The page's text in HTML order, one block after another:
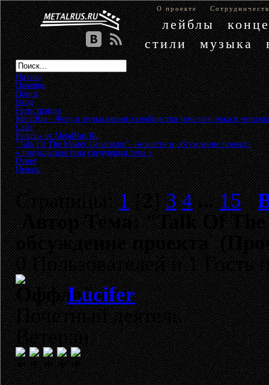
О проекте
лейблы
стили
музыка
Начало
Помощь
Поиск
Вход
Регистрация
MetalRus - Форум музыкального сообщества тяжелого рока и металла
Сайт»
Релизы от MetalRus.Ru»
"Talk Of The Master Generation" - новости и обсуждение проекта
« предыдущая тема следующая тема »
Ответ
Печать
Страницы:1[2]3 4 ...15
АвторТема: "Talk Of The
обсуждение проекта
0 Пользователей и 1 Гость
Lucifer
Почетный деятель
Ветеран